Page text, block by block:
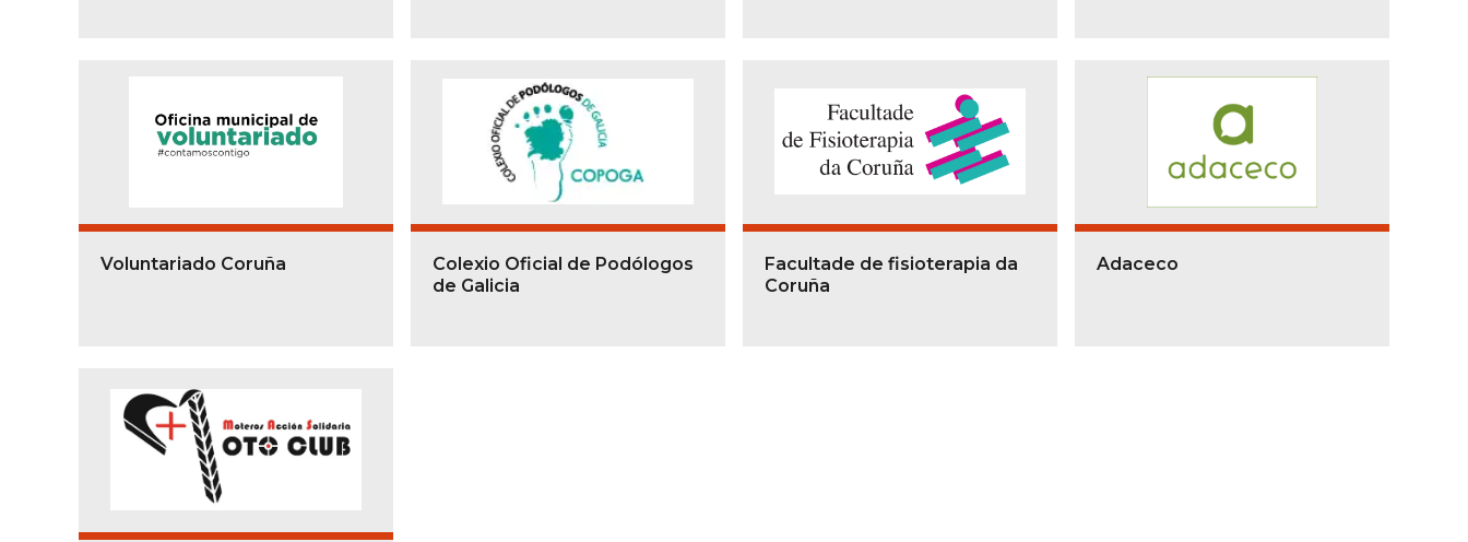
Voluntariado Coruña
Colexio Oficial de Podólogos
de Galicia
Facultade de fisioterapia da
Coruña
Adaceco